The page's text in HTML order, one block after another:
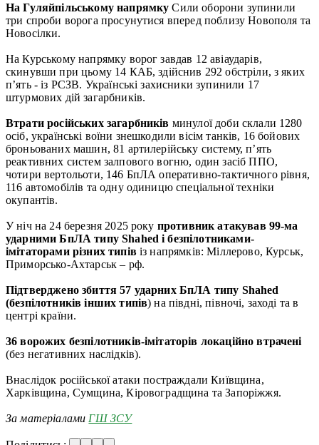
На Гуляйпільському напрямку Сили оборони зупинили
три спроби ворога просунутися вперед поблизу Новополя та
Новосілки.
На Курському напрямку ворог завдав 12 авіаударів,
скинувши при цьому 14 КАБ, здійснив 292 обстріли, з яких
п’ять - із РСЗВ. Українські захисники зупинили 17
штурмових дій загарбників.
Втрати російських загарбників минулої доби склали 1280
осіб, українські воїни знешкодили вісім танків, 16 бойових
броньованих машин, 81 артилерійську систему, п’ять
реактивних систем залпового вогню, один засіб ППО,
чотири вертольоти, 146 БпЛА оперативно-тактичного рівня,
116 автомобілів та одну одиницю спеціальної техніки
окупантів.
У ніч на 24 березня 2025 року противник атакував 99-ма
ударними БпЛА типу Shahed і безпілотниками-
імітаторами різних типівіз напрямків: Міллерово, Курськ,
Приморсько-Ахтарськ – рф.
Підтверджено збиття 57 ударних БпЛА типу Shahed
(безпілотників інших типів) на півдні, півночі, заході та в
центрі країни.
36 ворожих безпілотників-імітаторів локаційно втрачені
(без негативних наслідків).
Внаслідок російської атаки постраждали Київщина,
Харківщина, Сумщина, Кіровоградщина та Запоріжжя.
За матеріалами ГШ ЗСУ